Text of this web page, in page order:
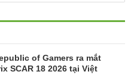
of Gamers ra mắt
SCAR 18 2026 tại Việt